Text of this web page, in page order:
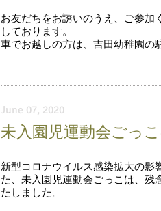
お友だちをお誘いのうえ、ご参加
しております。
車でお越しの方は、吉田幼稚園の
June 07, 2020
未入園児運動会ごっ
新型コロナウイルス感染拡大の影
た、未入園児運動会ごっこは、残
たしました。